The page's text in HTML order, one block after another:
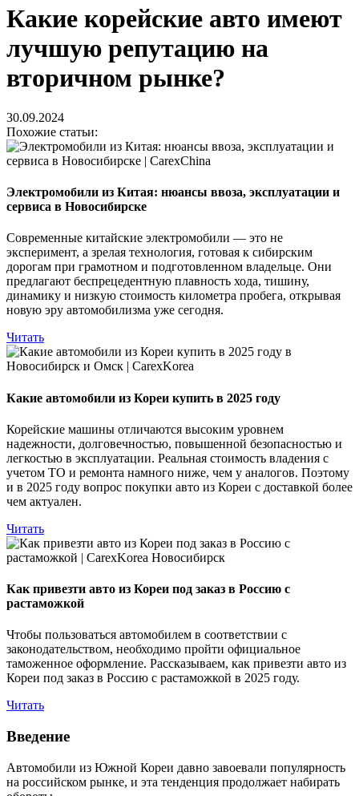
Какие корейские авто имеют
лучшую репутацию на
вторичном рынке?
30.09.2024
Похожие статьи:
Электромобили из Китая: нюансы ввоза, эксплуатации и
сервиса в Новосибирске
Современные китайские электромобили — это не
эксперимент, а зрелая технология, готовая к сибирским
дорогам при грамотном и подготовленном владельце. Они
предлагают беспрецедентную плавность хода, тишину,
динамику и низкую стоимость километра пробега, открывая
новую эру автомобилизма уже сегодня.
Читать
Какие автомобили из Кореи купить в 2025 году
Корейские машины отличаются высоким уровнем
надежности, долговечностью, повышенной безопасностью и
легкостью в эксплуатации. Реальная стоимость владения с
учетом ТО и ремонта намного ниже, чем у аналогов. Поэтому
и в 2025 году вопрос покупки авто из Кореи с доставкой более
чем актуален.
Читать
Как привезти авто из Кореи под заказ в Россию с
растаможкой
Чтобы пользоваться автомобилем в соответствии с
законодательством, необходимо пройти официальное
таможенное оформление. Рассказываем, как привезти авто из
Кореи под заказ в Россию с растаможкой в 2025 году.
Читать
Введение
Автомобили из Южной Кореи давно завоевали популярность
на российском рынке, и эта тенденция продолжает набирать